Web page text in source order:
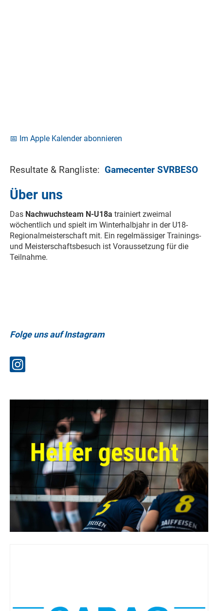
📅 Im Apple Kalender abonnieren
Resultate & Rangliste: Gamecenter SVRBESO
Über uns
Das Nachwuchsteam N-U18a trainiert zweimal
wöchentlich und spielt im Winterhalbjahr in der U18-
Regionalmeisterschaft mit. Ein regelmässiger Trainings-
und Meisterschaftsbesuch ist Voraussetzung für die
Teilnahme.
Folge uns auf Instagram